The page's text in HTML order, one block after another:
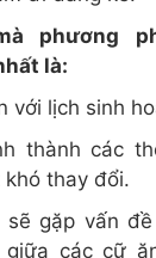
phương
là:
với lịch sinh
thành các
thay đổi.
gặp vấn
giữa các cữ